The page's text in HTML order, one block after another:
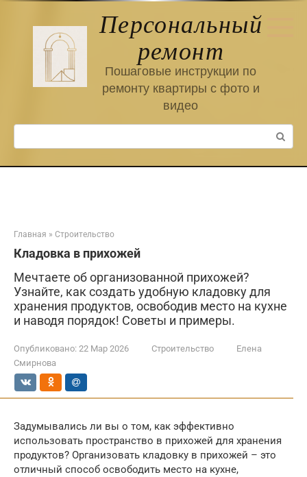
Персональный
ремонт
Пошаговые инструкции по
ремонту квартиры с фото и
видео
Поиск:
Главная » Строительство
Кладовка в прихожей
Мечтаете об организованной прихожей?
Узнайте, как создать удобную кладовку для
хранения продуктов, освободив место на кухне
и наводя порядок! Советы и примеры.
Опубликовано: 22 Мар 2026 Строительство
Елена
Смирнова
Задумывались ли вы о том, как эффективно
использовать пространство в прихожей для хранения
продуктов? Организовать кладовку в прихожей – это
отличный способ освободить место на кухне,